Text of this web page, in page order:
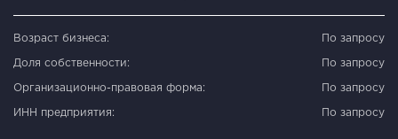
Возраст бизнеса: По запросу
Доля собственности: По запросу
Организационно-правовая форма: По запросу
ИНН предприятия: По запросу